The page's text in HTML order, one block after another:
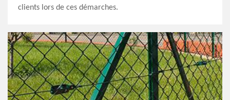
clients lors de ces démarches.